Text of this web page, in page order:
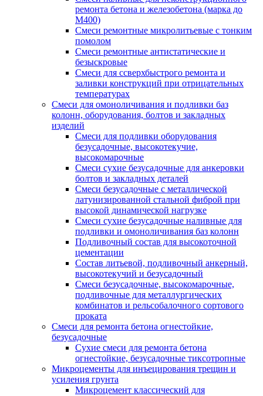
ремонта бетона и железобетона (марка до
M400)
Смеси ремонтные микролитьевые с тонким
помолом
Смеси ремонтные антистатические и
безыскровые
Смеси для cсверхбыстрого ремонта и
заливки конструкций при отрицательных
температурах
Смеси для омоноличивания и подливки баз
колонн, оборудования, болтов и закладных
изделий
Смеси для подливки оборудования
безусадочные, высокотекучие,
высокомарочные
Смеси сухие безусадочные для анкеровки
болтов и закладных деталей
Смеси безусадочные с металлической
латунизированной стальной фиброй при
высокой динамической нагрузке
Смеси сухие безусадочные наливные для
подливки и омоноличивания баз колонн
Подливочный состав для высокоточной
цементации
Состав литьевой, подливочный анкерный,
высокотекучий и безусадочный
Смеси безусадочные, высокомарочные,
подливочные для металлургических
комбинатов и рельсобалочного сортового
проката
Смеси для ремонта бетона огнестойкие,
безусадочные
Сухие смеси для ремонта бетона
огнестойкие, безусадочные тиксотропные
Микроцементы для инъецирования трещин и
усиления грунта
Микроцемент классический для